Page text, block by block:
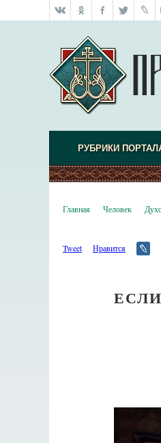
РУБРИКИ
Главная Человек
Tweet Нравится